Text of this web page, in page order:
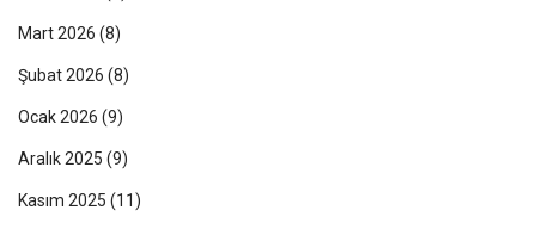
Mart 2026 (8)
Şubat 2026 (8)
Ocak 2026 (9)
Aralık 2025 (9)
Kasım 2025 (11)